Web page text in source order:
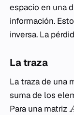
espacio en una
información.
inversa. La
La traza
La traza de una
suma de los
Para una matriz